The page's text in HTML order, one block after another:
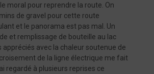
moral pour reprendre la route. On
de gravel pour cette route
et le panorama est pas mal. Un
et remplissage de bouteille au lac
appréciés avec la chaleur soutenue de
de la ligne électrique me fait
regardé à plusieurs reprises ce